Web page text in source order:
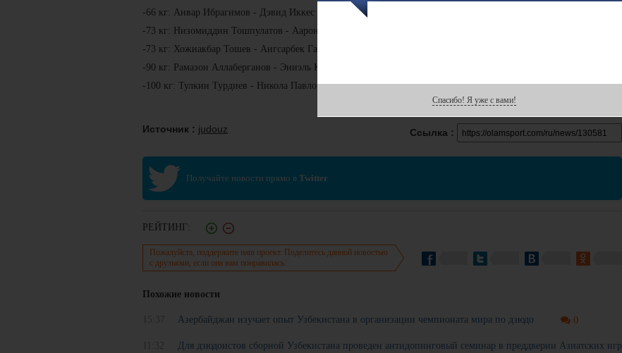
-66 кг: Анвар Ибрагимов - Дэвид Иккес (Германия)
-73 кг: Низомиддин Тошпулатов - Аарон Сзабо (Венгрия);
-73 кг: Хожиакбар Тошев - Ангсарбек Гайнуллин (Казахстан)
-90 кг: Рамазон Аллаберганов - Эниэль Кароли (Франция)
-100 кг: Тулкин Турдиев - Никола Павловсики (Македония).
Ссылка :
Источник : judouz
Получайте новости прямо в Twitter
РЕЙТИНГ:
Пожалуйста, поддержите наш проект. Поделитесь данной новостью
с друзьями, если она вам понравилась.
Похожие новости
Азербайджан изучает опыт Узбекистана в организации чемпионата мира по дзюдо 0
Для дзюдоистов сборной Узбекистана проведен антидопинговый семинар в преддверии Азиатских игр
Спасибо! Я уже с вами!